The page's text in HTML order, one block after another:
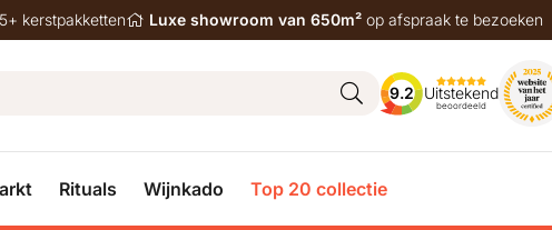
kerstpakketten Luxe showroom van 650m² op afspraak te bezoeken
9.2 Uitstekend
beoordeeld
Rituals Wijnkado Top 20 collectie